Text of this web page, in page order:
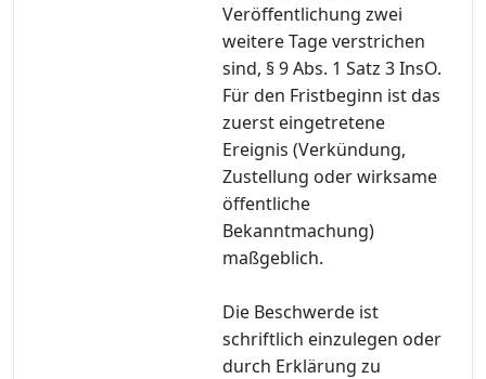
Veröffentlichung zwei
weitere Tage verstrichen
sind, § 9 Abs. 1 Satz 3 InsO.
Für den Fristbeginn ist das
zuerst eingetretene
Ereignis (Verkündung,
Zustellung oder wirksame
öffentliche
Bekanntmachung)
maßgeblich.
Die Beschwerde ist
schriftlich einzulegen oder
durch Erklärung zu